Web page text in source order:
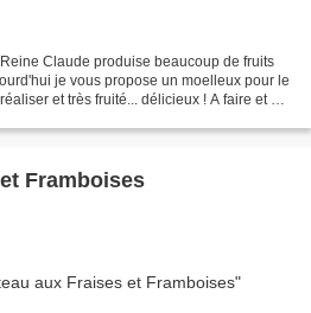
Claude produise beaucoup de fruits
je vous propose un moelleux pour le
et très fruité... délicieux ! A faire et à
Framboises